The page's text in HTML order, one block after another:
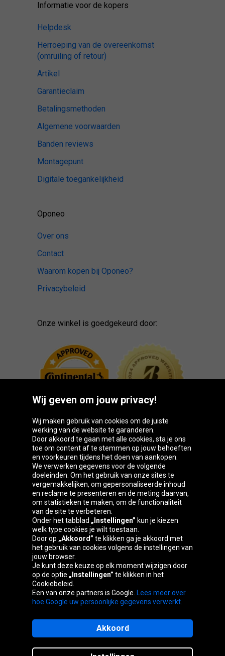
Informatie voor de kopers
Helpdesk
Herroeping van de overeenkomst
(omruiling of retour)
Artikel
Garantieclaim
Betalingsmethoden
Algemene voorwaarden
Banden reviews
Montagepunt
Digitale toegankelijkheid
Oponeo
Over ons
Contact
Waarom kopen bij Oponeo?
Privacybeleid
Onze winkel is goedgekeurd door:
Oponeo-groep
Česká
republika
Deutschland Éire España
France Italia Magyarország Nederland
Österreich
republika
Kingdom
Sitemaps
Wij geven om jouw privacy!
Wij maken gebruik van cookies om de juiste
werking van de website te garanderen.
Door akkoord te gaan met alle cookies, sta je ons
toe om content af te stemmen op jouw behoeften
en voorkeuren tijdens het doen van aankopen.
We verwerken gegevens voor de volgende
doeleinden: Om het gebruik van onze sites te
vergemakkelijken, om gepersonaliseerde inhoud
en reclame te presenteren en de meting daarvan,
om statistieken te maken, om de functionaliteit
van de site te verbeteren.
Onder het tabblad „Instellingen” kun je kiezen
welk type cookies je wilt toestaan.
Door op „Akkoord” te klikken ga je akkoord met
het gebruik van cookies volgens de instellingen van
jouw browser.
Je kunt deze keuze op elk moment wijzigen door
op de optie „Instellingen” te klikken in het
Cookiebeleid.
Een van onze partners is Google. Lees meer over
hoe Google uw persoonlijke gegevens verwerkt.
Akkoord